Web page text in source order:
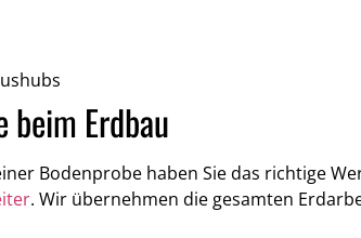
Erdbau
Bodenprobe haben Sie das richtige
. Wir übernehmen die gesamten